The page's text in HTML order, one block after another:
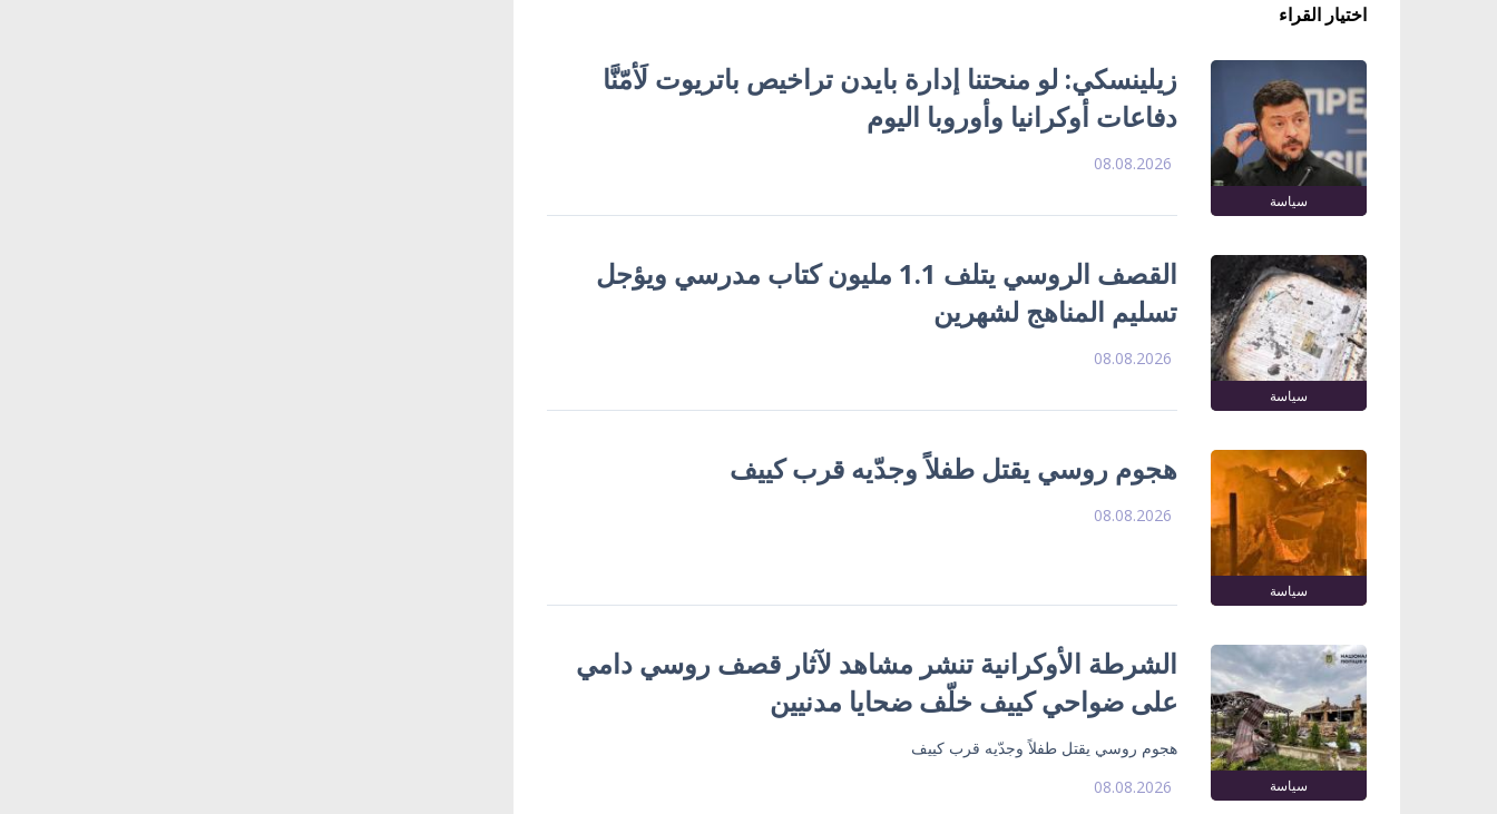
اختيار القراء
سياسة
زيلينسكي: لو منحتنا إدارة بايدن تراخيص باتريوت لَأمّنَّا
دفاعات أوكرانيا وأوروبا اليوم
08.08.2026
سياسة
القصف الروسي يتلف 1.1 مليون كتاب مدرسي ويؤجل
تسليم المناهج لشهرين
08.08.2026
سياسة
هجوم روسي يقتل طفلاً وجدّيه قرب كييف
08.08.2026
سياسة
الشرطة الأوكرانية تنشر مشاهد لآثار قصف روسي دامي
على ضواحي كييف خلّف ضحايا مدنيين
هجوم روسي يقتل طفلاً وجدّيه قرب كييف
08.08.2026